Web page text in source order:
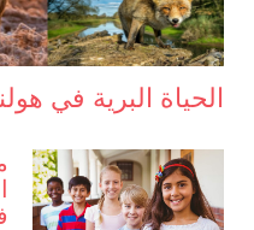
الحياة البرية في